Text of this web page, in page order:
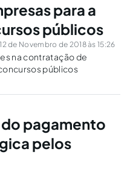
para a
públicos
de Novembro de 2018 às 15:26
na contratação de
públicos
pagamento
pelos